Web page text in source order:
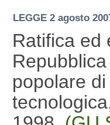
LEGGE 2 agosto
Ratifica ed
popolare